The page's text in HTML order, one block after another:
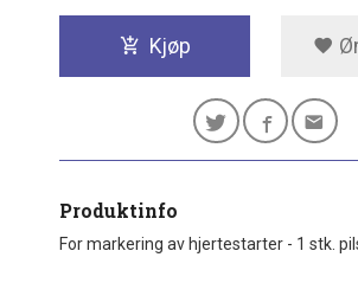
Kjøp
Produktinfo
For markering av hjertestarter - 1 stk.